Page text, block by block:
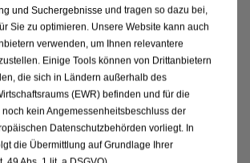
und Suchergebnisse und tragen so dazu bei,
Sie zu optimieren. Unsere Website kann auch
verwenden, um Ihnen relevantere
Einige Tools können von Drittanbietern
die sich in Ländern außerhalb des
(EWR) befinden und für die
kein Angemessenheitsbeschluss der
Datenschutzbehörden vorliegt. In
die Übermittlung auf Grundlage Ihrer